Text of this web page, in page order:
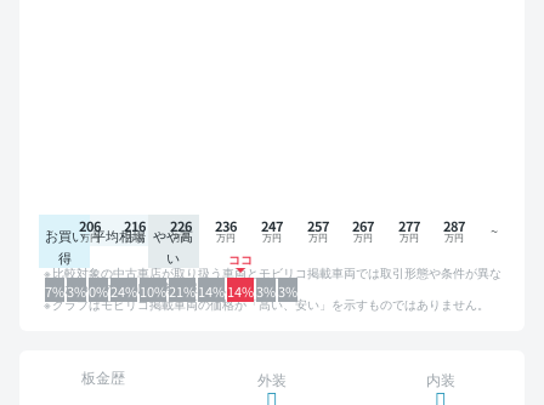
お買い
得
平均相場 やや高
い
7%3%0%24%10%21%14%14%3%3%
206 216 226 236 247 257 267 277 287
比較対象の中古車店が取り扱う車両とモビリコ掲載車両では取引形態や条件が異な
るため、グラフは参考情報です。
グラフはモビリコ掲載車両の価格が「高い、安い」を示すものではありません。
板金歴 外装 内装